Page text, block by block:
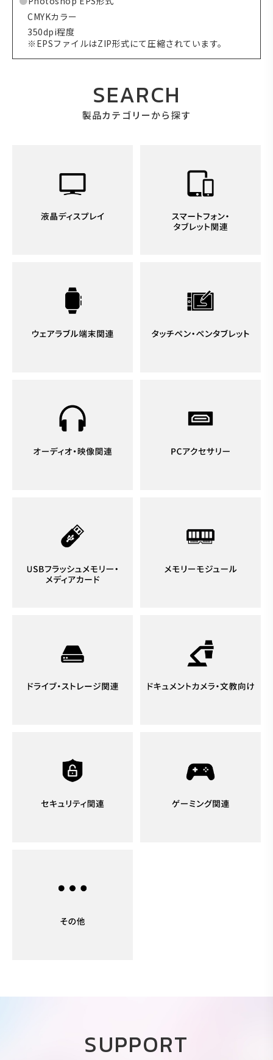
CMYKカラー
350dpi程度
※EPSファイルはZIP形式にて圧縮されています。
SEARCH
製品カテゴリーから探す
SUPPORT